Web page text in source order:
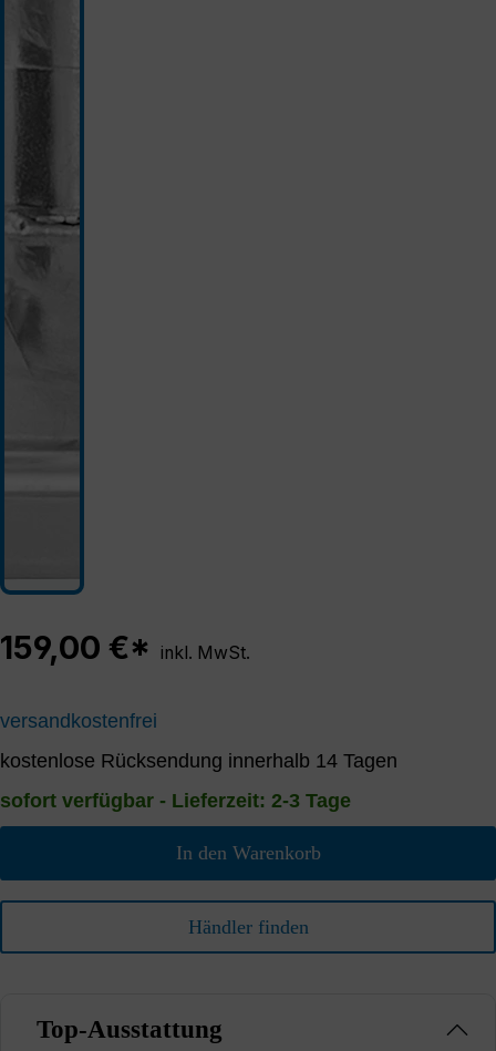
159,00 €* inkl. MwSt.
versandkostenfrei
kostenlose Rücksendung innerhalb 14 Tagen
sofort verfügbar - Lieferzeit: 2-3 Tage
In den Warenkorb
Händler finden
Top-Ausstattung